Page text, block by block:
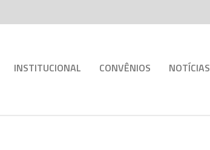
INSTITUCIONAL CONVÊNIOS NOTÍCIAS